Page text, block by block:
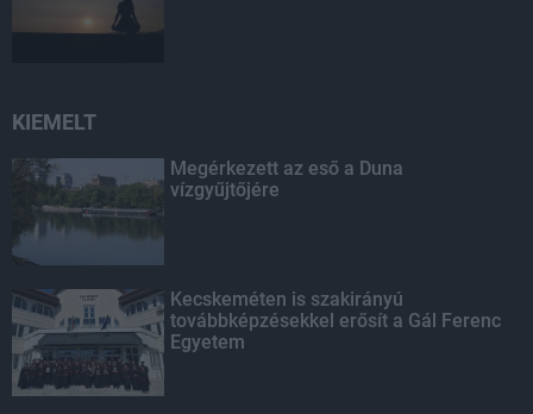
KIEMELT
Megérkezett az eső a Duna
vízgyűjtőjére
Kecskeméten is szakirányú
továbbképzésekkel erősít a Gál Ferenc
Egyetem